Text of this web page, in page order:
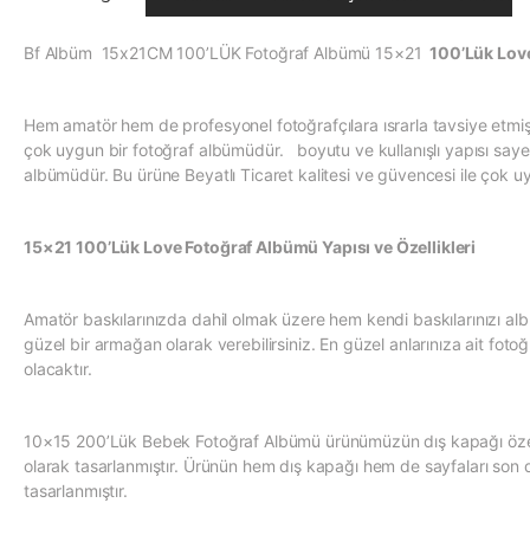
Bf Albüm 15x21CM 100’LÜK Fotoğraf Albümü 15×21 100’Lük
Hem amatör hem de profesyonel fotoğrafçılara ısrarla tavsiye
çok uygun bir fotoğraf albümüdür. boyutu ve kullanışlı yapısı
albümüdür. Bu ürüne Beyatlı Ticaret kalitesi ve güvencesi ile çok
15×21 100’Lük Love Fotoğraf Albümü Yapısı ve Özellikleri
Amatör baskılarınızda dahil olmak üzere hem kendi
güzel bir armağan olarak verebilirsiniz. En güzel anlarınıza ait
olacaktır.
10×15 200’Lük Bebek Fotoğraf Albümü ürünümüzün dış kapağı
olarak tasarlanmıştır. Ürünün hem dış kapağı hem de sayfaları
tasarlanmıştır.